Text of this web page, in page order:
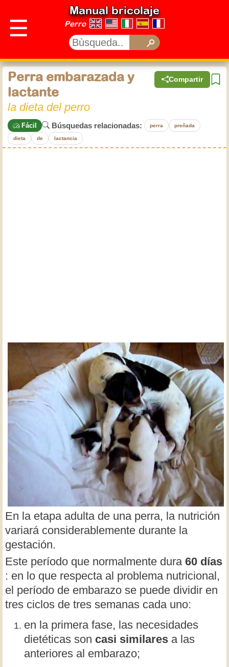
☰
Manual bricolaje
Perro
Compartir
Perra embarazada y
lactante
la dieta del perro
Fácil Búsquedas relacionadas: perra preñada
dieta de lactancia
En la etapa adulta de una perra, la nutrición
variará considerablemente durante la
gestación.
Este período que normalmente dura 60 días
: en lo que respecta al problema nutricional,
el período de embarazo se puede dividir en
tres ciclos de tres semanas cada uno:
en la primera fase, las necesidades
dietéticas son casi similares a las
anteriores al embarazo;